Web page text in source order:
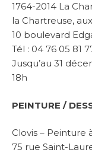
1764-2014 La
la Chartreuse,
10 boulevard
Tél : 04 76 05 81
Jusqu’au 31
18h
PEINTURE /
Clovis – Peinture
75 rue Saint-